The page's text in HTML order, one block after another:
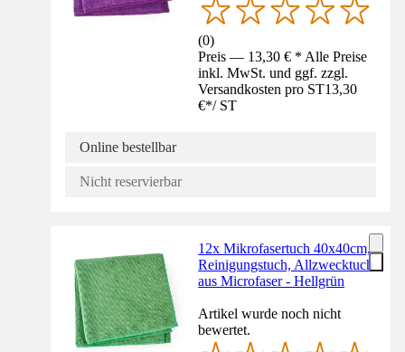
(0)
Preis — 13,30 € * Alle Preise
inkl. MwSt. und ggf. zzgl.
Versandkosten pro ST13,30
€*/ ST
Online bestellbar
Nicht reservierbar
12x Mikrofasertuch 40x40cm,
Reinigungstuch, Allzwecktuch
aus Microfaser - Hellgrün
Artikel wurde noch nicht
bewertet.